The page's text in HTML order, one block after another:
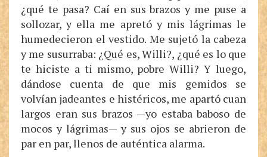
¿qué te pasa? Caí en sus brazos y me puse a
sollozar, y ella me apretó y mis lágrimas le
humedecieron el vestido. Me sujetó la cabeza
y me susurraba: ¿Qué es, Willi?, ¿qué es lo que
te hiciste a ti mismo, pobre Willi? Y luego,
dándose cuenta de que mis gemidos se
volvían jadeantes e histéricos, me apartó cuan
largos eran sus brazos —yo estaba baboso de
mocos y lágrimas— y sus ojos se abrieron de
par en par, llenos de auténtica alarma.